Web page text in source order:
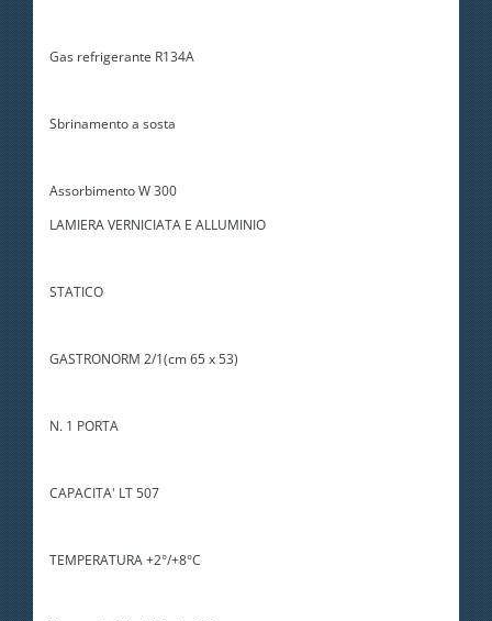
Gas refrigerante R134A
Sbrinamento a sosta
Assorbimento W 300
LAMIERA VERNICIATA E ALLUMINIO
STATICO
GASTRONORM 2/1(cm 65 x 53)
N. 1 PORTA
CAPACITA' LT 507
TEMPERATURA +2°/+8°C